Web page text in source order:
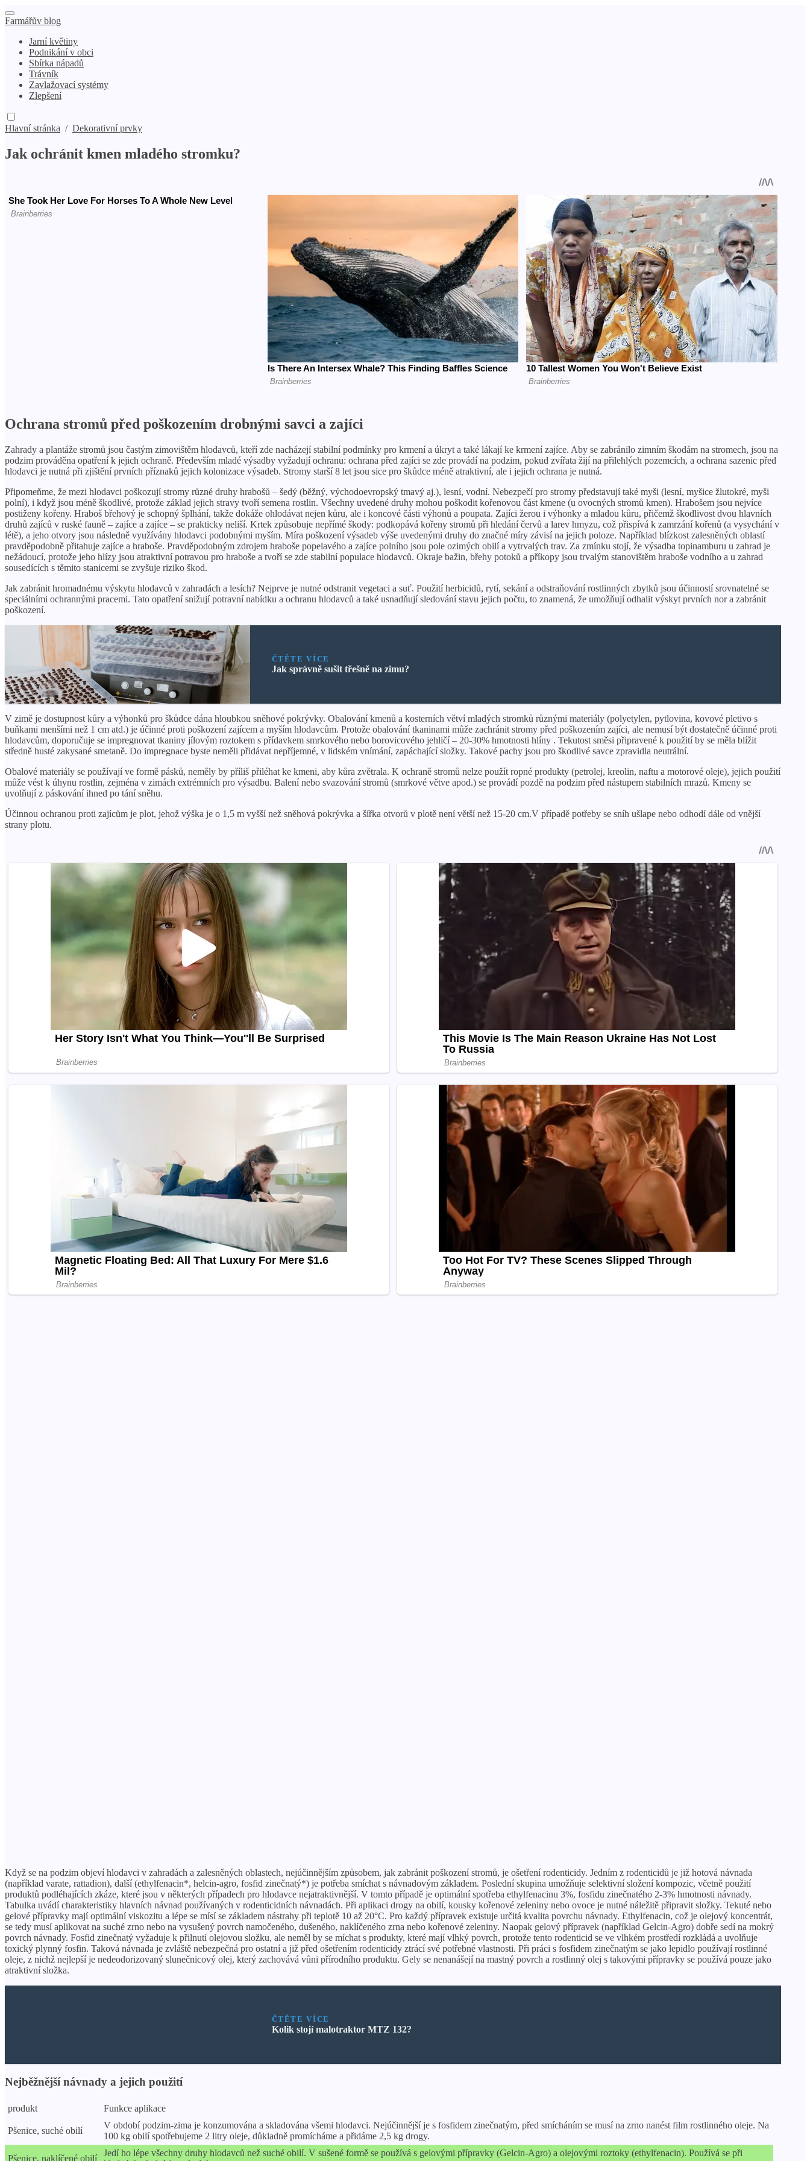
Farmářův blog
Jarní květiny
Podnikání v obci
Sbírka nápadů
Trávník
Zavlažovací systémy
Zlepšení
Hlavní stránka / Dekorativní prvky
Jak ochránit kmen mladého stromku?
Ochrana stromů před poškozením drobnými savci a zajíci
Zahrady a plantáže stromů jsou častým zimovištěm hlodavců, kteří zde nacházejí stabilní podmínky pro krmení a úkryt a také lákají ke krmení zajíce. Aby se zabránilo zimním škodám na stromech, jsou na
podzim prováděna opatření k jejich ochraně. Především mladé výsadby vyžadují ochranu: ochrana před zajíci se zde provádí na podzim, pokud zvířata žijí na přilehlých pozemcích, a ochrana sazenic před
hlodavci je nutná při zjištění prvních příznaků jejich kolonizace výsadeb. Stromy starší 8 let jsou sice pro škůdce méně atraktivní, ale i jejich ochrana je nutná.
Připomeňme, že mezi hlodavci poškozují stromy různé druhy hrabošů – šedý (běžný, východoevropský tmavý aj.), lesní, vodní. Nebezpečí pro stromy představují také myši (lesní, myšice žlutokré, myši
polní), i když jsou méně škodlivé, protože základ jejich stravy tvoří semena rostlin. Všechny uvedené druhy mohou poškodit kořenovou část kmene (u ovocných stromů kmen). Hrabošem jsou nejvíce
postiženy kořeny. Hraboš břehový je schopný šplhání, takže dokáže ohlodávat nejen kůru, ale i koncové části výhonů a poupata. Zajíci žerou i výhonky a mladou kůru, přičemž škodlivost dvou hlavních
druhů zajíců v ruské fauně – zajíce a zajíce – se prakticky neliší. Krtek způsobuje nepřímé škody: podkopává kořeny stromů při hledání červů a larev hmyzu, což přispívá k zamrzání kořenů (a vysychání v
létě), a jeho otvory jsou následně využívány hlodavci podobnými myším. Míra poškození výsadeb výše uvedenými druhy do značné míry závisí na jejich poloze. Například blízkost zalesněných oblastí
pravděpodobně přitahuje zajíce a hraboše. Pravděpodobným zdrojem hraboše popelavého a zajíce polního jsou pole ozimých obilí a vytrvalých trav. Za zmínku stojí, že výsadba topinamburu u zahrad je
nežádoucí, protože jeho hlízy jsou atraktivní potravou pro hraboše a tvoří se zde stabilní populace hlodavců. Okraje bažin, břehy potoků a příkopy jsou trvalým stanovištěm hraboše vodního a u zahrad
sousedících s těmito stanicemi se zvyšuje riziko škod.
Jak zabránit hromadnému výskytu hlodavců v zahradách a lesích? Nejprve je nutné odstranit vegetaci a suť. Použití herbicidů, rytí, sekání a odstraňování rostlinných zbytků jsou účinností srovnatelné se
speciálními ochrannými pracemi. Tato opatření snižují potravní nabídku a ochranu hlodavců a také usnadňují sledování stavu jejich počtu, to znamená, že umožňují odhalit výskyt prvních nor a zabránit
poškození.
ČTĚTE VÍCE
Jak správně sušit třešně na zimu?
V zimě je dostupnost kůry a výhonků pro škůdce dána hloubkou sněhové pokrývky. Obalování kmenů a kosterních větví mladých stromků různými materiály (polyetylen, pytlovina, kovové pletivo s
buňkami menšími než 1 cm atd.) je účinné proti poškození zajícem a myším hlodavcům. Protože obalování tkaninami může zachránit stromy před poškozením zajíci, ale nemusí být dostatečně účinné proti
hlodavcům, doporučuje se impregnovat tkaniny jílovým roztokem s přídavkem smrkového nebo borovicového jehličí – 20-30% hmotnosti hlíny . Tekutost směsi připravené k použití by se měla blížit
středně husté zakysané smetaně. Do impregnace byste neměli přidávat nepříjemné, v lidském vnímání, zapáchající složky. Takové pachy jsou pro škodlivé savce zpravidla neutrální.
Obalové materiály se používají ve formě pásků, neměly by příliš přiléhat ke kmeni, aby kůra zvětrala. K ochraně stromů nelze použít ropné produkty (petrolej, kreolin, naftu a motorové oleje), jejich použití
může vést k úhynu rostlin, zejména v zimách extrémních pro výsadbu. Balení nebo svazování stromů (smrkové větve apod.) se provádí pozdě na podzim před nástupem stabilních mrazů. Kmeny se
uvolňují z páskování ihned po tání sněhu.
Účinnou ochranou proti zajícům je plot, jehož výška je o 1,5 m vyšší než sněhová pokrývka a šířka otvorů v plotě není větší než 15-20 cm.V případě potřeby se sníh ušlape nebo odhodí dále od vnější
strany plotu.
Když se na podzim objeví hlodavci v zahradách a zalesněných oblastech, nejúčinnějším způsobem, jak zabránit poškození stromů, je ošetření rodenticidy. Jedním z rodenticidů je již hotová návnada
(například varate, rattadion), další (ethylfenacin*, helcin-agro, fosfid zinečnatý*) je potřeba smíchat s návnadovým základem. Poslední skupina umožňuje selektivní složení kompozic, včetně použití
produktů podléhajících zkáze, které jsou v některých případech pro hlodavce nejatraktivnější. V tomto případě je optimální spotřeba ethylfenacinu 3%, fosfidu zinečnatého 2-3% hmotnosti návnady.
Tabulka uvádí charakteristiky hlavních návnad používaných v rodenticidních návnadách. Při aplikaci drogy na obilí, kousky kořenové zeleniny nebo ovoce je nutné náležitě připravit složky. Tekuté nebo
gelové přípravky mají optimální viskozitu a lépe se mísí se základem nástrahy při teplotě 10 až 20°C. Pro každý přípravek existuje určitá kvalita povrchu návnady. Ethylfenacin, což je olejový koncentrát,
se tedy musí aplikovat na suché zrno nebo na vysušený povrch namočeného, ​​dušeného, ​​naklíčeného zrna nebo kořenové zeleniny. Naopak gelový přípravek (například Gelcin-Agro) dobře sedí na mokrý
povrch návnady. Fosfid zinečnatý vyžaduje k přilnutí olejovou složku, ale neměl by se míchat s produkty, které mají vlhký povrch, protože tento rodenticid se ve vlhkém prostředí rozkládá a uvolňuje
toxický plynný fosfin. Taková návnada je zvláště nebezpečná pro ostatní a již před ošetřením rodenticidy ztrácí své potřebné vlastnosti. Při práci s fosfidem zinečnatým se jako lepidlo používají rostlinné
oleje, z nichž nejlepší je nedeodorizovaný slunečnicový olej, který zachovává vůni přírodního produktu. Gely se nenanášejí na mastný povrch a rostlinný olej s takovými přípravky se používá pouze jako
atraktivní složka.
ČTĚTE VÍCE
Kolik stojí malotraktor MTZ 132?
Nejběžnější návnady a jejich použití
produkt Funkce aplikace
Pšenice, suché obilí
V období podzim-zima je konzumována a skladována všemi hlodavci. Nejúčinnější je s fosfidem zinečnatým, před smícháním se musí na zrno nanést film rostlinného oleje. Na
100 kg obilí spotřebujeme 2 litry oleje, důkladně promícháme a přidáme 2,5 kg drogy.
Pšenice, naklíčené obilí
Jedí ho lépe všechny druhy hlodavců než suché obilí. V sušené formě se používá s gelovými přípravky (Gelcin-Agro) a olejovými roztoky (ethylfenacin). Používá se při